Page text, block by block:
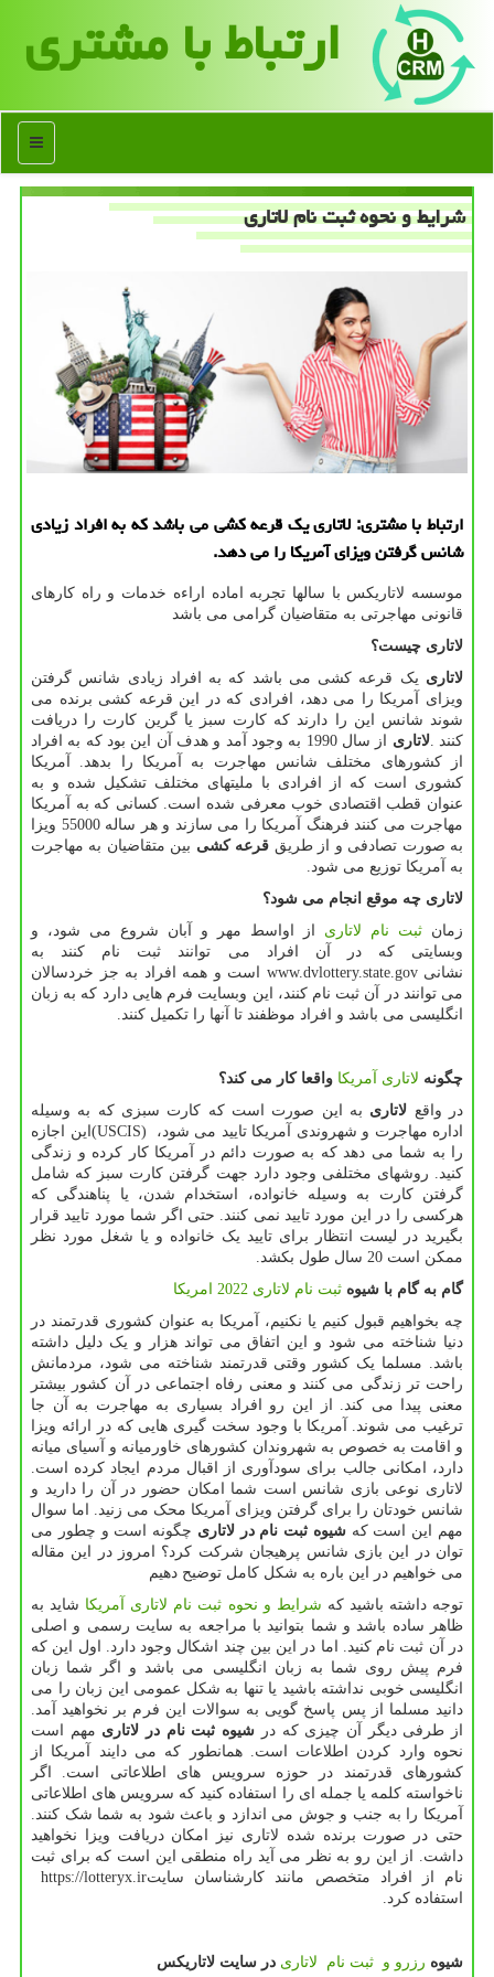
ارتباط با مشتری
منو
شرایط و نحوه ثبت نام لاتاری
ارتباط با مشتری: لاتاری یك قرعه كشی می باشد كه به افراد زیادی
شانس گرفتن ویزای آمریكا را می دهد.
موسسه لاتاریکس با سالها تجربه اماده اراءه خدمات و راه کارهای
قانونی مهاجرتی به متقاضیان گرامی می باشد
لاتاری چیست؟
لاتاری یک قرعه کشی می باشد که به افراد زیادی شانس گرفتن
ویزای آمریکا را می دهد، افرادی که در این قرعه کشی برنده می
شوند شانس این را دارند که کارت سبز یا گرین کارت را دریافت
کنند.لاتاری
از سال 1990 به وجود آمد و هدف آن این بود که به افراد
از کشورهای مختلف شانس مهاجرت به آمریکا را بدهد. آمریکا
کشوری است که از افرادی با ملیتهای مختلف تشکیل شده و به
عنوان قطب اقتصادی خوب معرفی شده است. کسانی که به آمریکا
مهاجرت می کنند فرهنگ آمریکا را می سازند و هر ساله 55000 ویزا
به صورت تصادفی و از طریق قرعه کشی بین متقاضیان به مهاجرت
به آمریکا توزیع می شود.
لاتاری چه موقع انجام می شود؟
زمان ثبت نام لاتاری
از اواسط مهر و آبان شروع می شود، و
وبسایتی که در آن افراد می توانند ثبت نام کنند به
نشانی www.dvlottery.state.gov
است و همه افراد به جز خردسالان
می توانند در آن ثبت نام کنند، این وبسایت فرم هایی دارد که به زبان
انگلیسی می باشد و افراد موظفند تا آنها را تکمیل کنند.
چگونه لاتاری آمریکا واقعا کار می کند؟
در واقع لاتاری به این صورت است که کارت سبزی که به وسیله
اداره مهاجرت و شهروندی آمریکا تایید می شود،
(USCIS) این اجازه
را به شما می دهد که به صورت دائم در آمریکا کار کرده و زندگی
کنید. روشهای مختلفی وجود دارد جهت گرفتن کارت سبز که شامل
گرفتن کارت به وسیله خانواده، استخدام شدن، یا پناهندگی که
هرکسی را در این مورد تایید نمی کنند. حتی اگر شما مورد تایید قرار
بگیرید در لیست انتظار برای تایید یک خانواده و یا شغل مورد نظر
ممکن است 20 سال طول بکشد.
گام به گام با شیوه ثبت نام لاتاری 2022 امریکا
چه بخواهیم قبول کنیم یا نکنیم، آمریکا به عنوان کشوری قدرتمند در
دنیا شناخته می شود و این اتفاق می تواند هزار و یک دلیل داشته
باشد. مسلما یک کشور وقتی قدرتمند شناخته می شود، مردمانش
راحت تر زندگی می کنند و معنی رفاه اجتماعی در آن کشور بیشتر
معنی پیدا می کند. از این رو افراد بسیاری به مهاجرت به آن جا
ترغیب می شوند. آمریکا با وجود سخت گیری هایی که در ارائه ویزا
و اقامت به خصوص به شهروندان کشورهای خاورمیانه و آسیای میانه
دارد، امکانی جالب برای سودآوری از اقبال مردم ایجاد کرده است.
لاتاری نوعی بازی شانس است شما امکان حضور در آن را دارید و
شانس خودتان را برای گرفتن ویزای آمریکا محک می زنید. اما سوال
مهم این است کهشیوه ثبت نام در لاتاری چگونه است و چطور می
توان در این بازی شانس پرهیجان شرکت کرد؟ امروز در این مقاله
می خواهیم در این باره به شکل کامل توضیح دهیم
توجه داشته باشید که شرایط و نحوه ثبت نام لاتاری آمریکا شاید به
ظاهر ساده باشد و شما بتوانید با مراجعه به سایت رسمی و اصلی
در آن ثبت نام کنید. اما در این بین چند اشکال وجود دارد. اول این که
فرم پیش روی شما به زبان انگلیسی می باشد و اگر شما زبان
انگلیسی خوبی نداشته باشید یا تنها به شکل عمومی این زبان را می
دانید مسلما از پس پاسخ گویی به سوالات این فرم بر نخواهید آمد.
از طرفی دیگر آن چیزی که در شیوه ثبت نام در لاتاری مهم است
نحوه وارد کردن اطلاعات است. همانطور که می دایند آمریکا از
کشورهای قدرتمند در حوزه سرویس های اطلاعاتی است. اگر
ناخواسته کلمه یا جمله ای را استفاده کنید که سرویس های اطلاعاتی
آمریکا را به جنب و جوش می اندازد و باعث شود به شما شک کنند.
حتی در صورت برنده شده لاتاری نیز امکان دریافت ویزا نخواهید
داشت. از این رو به نظر می آید راه منطقی این است که برای ثبت
نام از افراد متخصص مانند کارشناسان سایتhttps://lotteryx.ir
استفاده کرد.
شیوه رزرو و ثبت نام لاتاری در سایت لاتاریکس